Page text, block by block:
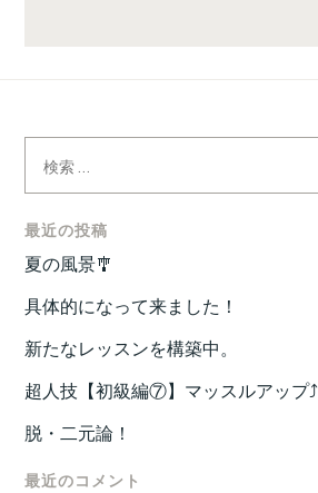
索:
最近の投稿
夏の風景🎐
具体的になって来ました！
新たなレッスンを構築中。
超人技【初級編⑦】マッスルアップ⤴️
脱・二元論！
最近のコメント